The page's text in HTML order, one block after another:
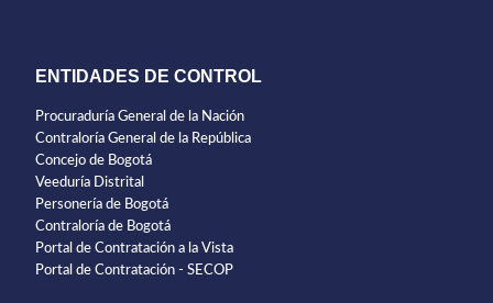
ENTIDADES DE CONTROL
Procuraduría General de la Nación
Contraloría General de la República
Concejo de Bogotá
Veeduría Distrital
Personería de Bogotá
Contraloría de Bogotá
Portal de Contratación a la Vista
Portal de Contratación - SECOP